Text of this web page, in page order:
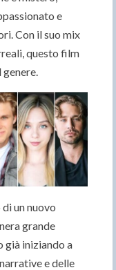
e
Con il suo mix
questo film
un nuovo
grande
già iniziando a
e delle